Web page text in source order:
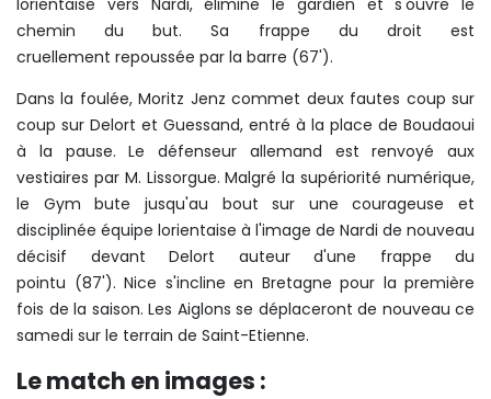
lorientaise vers Nardi, élimine le gardien et s'ouvre le
chemin du but. Sa frappe du droit est
cruellement repoussée par la barre (67').
Dans la foulée, Moritz Jenz commet deux fautes coup sur
coup sur Delort et Guessand, entré à la place de Boudaoui
à la pause. Le défenseur allemand est renvoyé aux
vestiaires par M. Lissorgue. Malgré la supériorité numérique,
le Gym bute jusqu'au bout sur une courageuse et
disciplinée équipe lorientaise à l'image de Nardi de nouveau
décisif devant Delort auteur d'une frappe du
pointu (87'). Nice s'incline en Bretagne pour la première
fois de la saison. Les Aiglons se déplaceront de nouveau ce
samedi sur le terrain de Saint-Etienne.
Le match en images :